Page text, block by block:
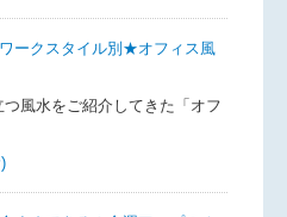
ークスタイル別★オフィス風
つ風水をご紹介してきた「オフ